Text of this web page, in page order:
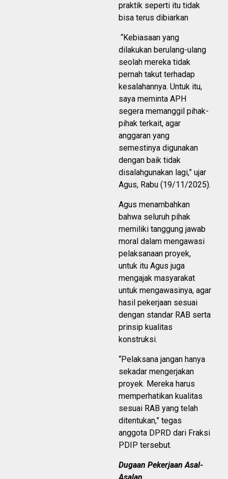
praktik seperti itu tidak
bisa terus dibiarkan
“Kebiasaan yang
dilakukan berulang-ulang
seolah mereka tidak
pernah takut terhadap
kesalahannya. Untuk itu,
saya meminta APH
segera memanggil pihak-
pihak terkait, agar
anggaran yang
semestinya digunakan
dengan baik tidak
disalahgunakan lagi,” ujar
Agus, Rabu (19/11/2025).
Agus menambahkan
bahwa seluruh pihak
memiliki tanggung jawab
moral dalam mengawasi
pelaksanaan proyek,
untuk itu Agus juga
mengajak masyarakat
untuk mengawasinya, agar
hasil pekerjaan sesuai
dengan standar RAB serta
prinsip kualitas
konstruksi.
“Pelaksana jangan hanya
sekadar mengerjakan
proyek. Mereka harus
memperhatikan kualitas
sesuai RAB yang telah
ditentukan,” tegas
anggota DPRD dari Fraksi
PDIP tersebut.
Dugaan Pekerjaan Asal-